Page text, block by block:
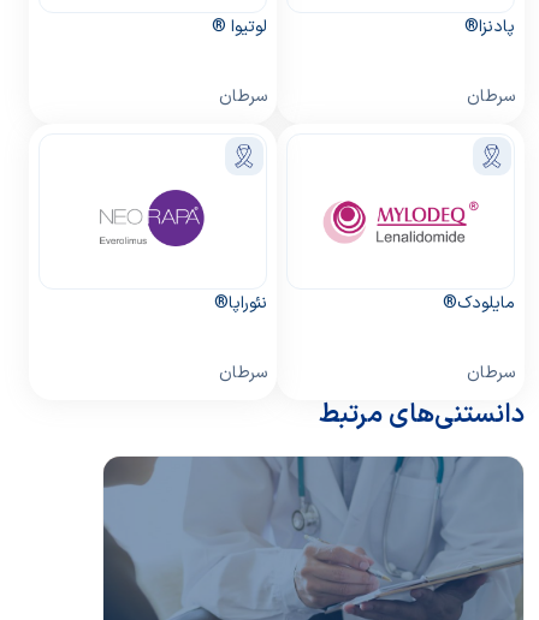
پادنزا®
سرطان
لوتیوا ®
سرطان
مایلودک®
سرطان
نئوراپا®
سرطان
دانستنی‌های مرتبط